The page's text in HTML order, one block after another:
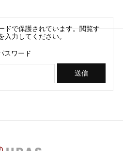
ドで保護されています。閲覧す
入力してください。
スワード